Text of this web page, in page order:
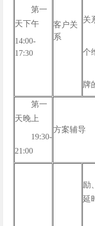
第一
天下午
14:00-
17:30
客户关
系
关
个
牌
第一
天晚上
19:30-
21:00
方案辅导
励
延